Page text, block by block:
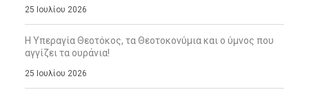
25 Ιουλίου 2026
Η Υπεραγία Θεοτόκος, τα Θεοτοκονύμια και ο ύμνος που
αγγίζει τα ουράνια!
25 Ιουλίου 2026